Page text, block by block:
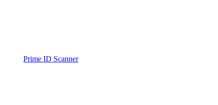
Prime ID Scanner